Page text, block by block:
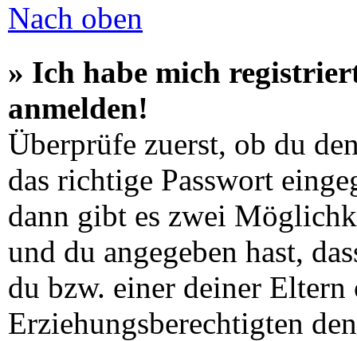
Nach oben
» Ich habe mich
anmelden!
Überprüfe zuerst, ob du
das richtige Passwort
dann gibt es zwei
und du angegeben hast,
du bzw. einer deiner Eltern
Erziehungsberechtigten